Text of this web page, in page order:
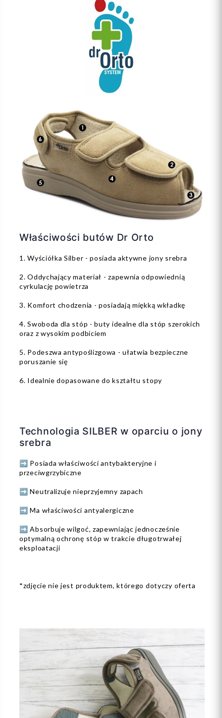
Właściwości butów Dr Orto
1. Wyściółka Silber - posiada aktywne jony srebra
2. Oddychający materiał - zapewnia odpowiednią
cyrkulację powietrza
3. Komfort chodzenia - posiadają miękką wkładkę
4. Swoboda dla stóp - buty idealne dla stóp szerokich
oraz z wysokim podbiciem
5. Podeszwa antypoślizgowa - ułatwia bezpieczne
poruszanie się
6. Idealnie dopasowane do kształtu stopy
Technologia SILBER w oparciu o jony
srebra
➡️ Posiada właściwości antybakteryjne i
przeciwgrzybiczne
➡️ Neutralizuje nieprzyjemny zapach
➡️ Ma właściwości antyalergiczne
➡️ Absorbuje wilgoć, zapewniając jednocześnie
optymalną ochronę stóp w trakcie długotrwałej
eksploatacji
*zdjęcie nie jest produktem, którego dotyczy oferta